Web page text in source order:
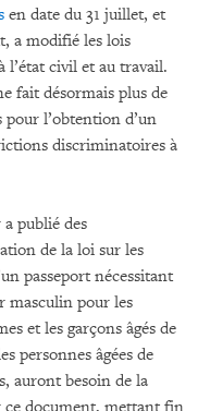
en date du 31 juillet, et
a modifié les lois
l’état civil et au travail.
fait désormais plus de
l’obtention d’un
discriminatoires à
publié des
de la loi sur les
passeport nécessitant
masculin pour les
et les garçons âgés de
personnes âgées de
auront besoin de la